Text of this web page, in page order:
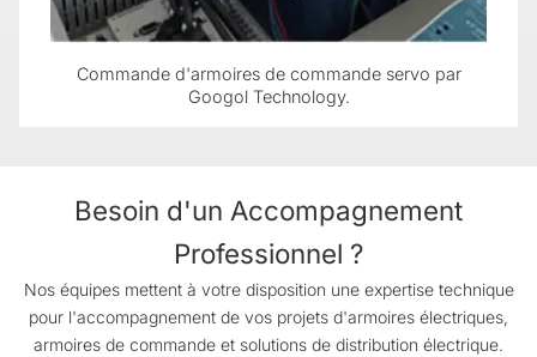
Commande d'armoires de commande servo par
Googol Technology.
Besoin d'un Accompagnement
Professionnel ?
Nos équipes mettent à votre disposition une expertise technique
pour l'accompagnement de vos projets d'armoires électriques,
armoires de commande et solutions de distribution électrique.